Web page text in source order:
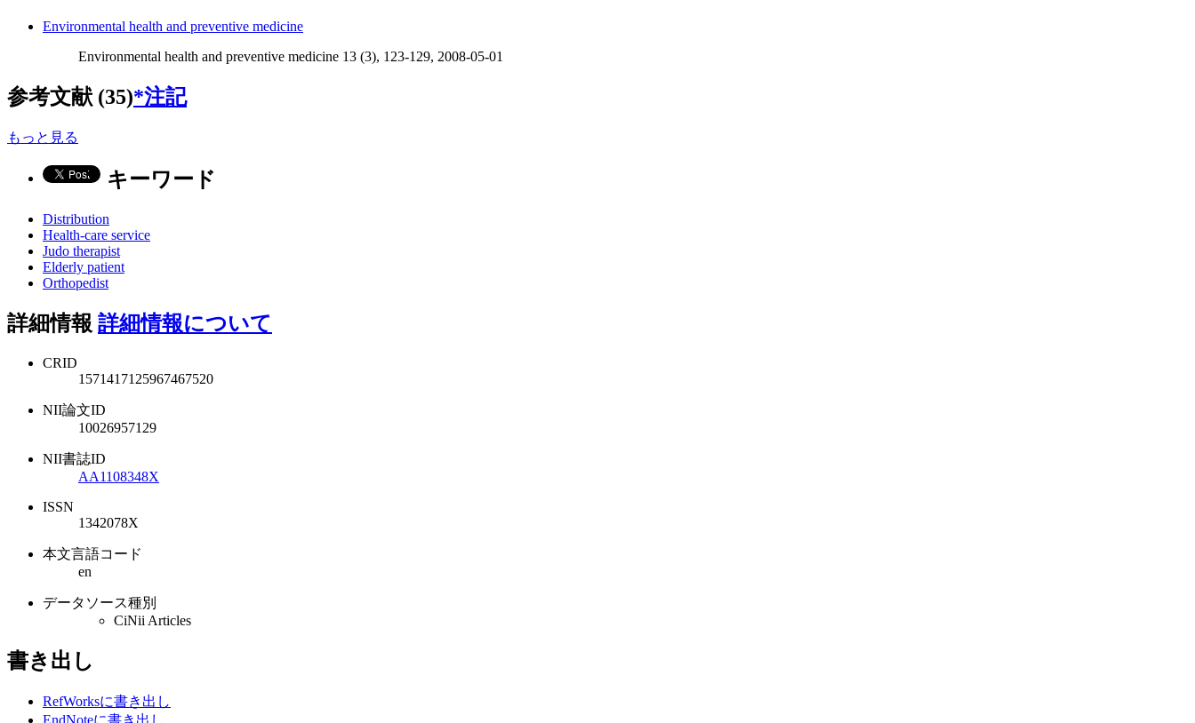
Environmental health and preventive medicine
Environmental health and preventive medicine 13 (3), 123-129, 2008-05-01
参考文献 (35)*注記
もっと見る
キーワード
Distribution
Health-care service
Judo therapist
Elderly patient
Orthopedist
詳細情報 詳細情報について
CRID
1571417125967467520
NII論文ID
10026957129
NII書誌ID
AA1108348X
ISSN
1342078X
本文言語コード
en
データソース種別
CiNii Articles
書き出し
RefWorksに書き出し
EndNoteに書き出し